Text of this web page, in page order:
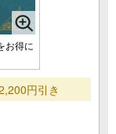
お得に
円引き